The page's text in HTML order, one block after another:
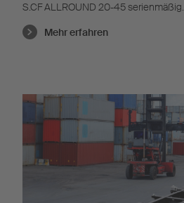
S.CF ALLROUND 20-45 serienmäßig.
Mehr erfahren